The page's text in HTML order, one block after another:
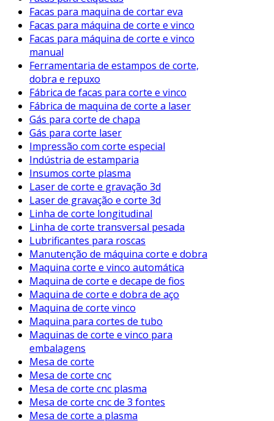
Facas para maquina de cortar eva
Facas para máquina de corte e vinco
Facas para máquina de corte e vinco
manual
Ferramentaria de estampos de corte,
dobra e repuxo
Fábrica de facas para corte e vinco
Fábrica de maquina de corte a laser
Gás para corte de chapa
Gás para corte laser
Impressão com corte especial
Indústria de estamparia
Insumos corte plasma
Laser de corte e gravação 3d
Laser de gravação e corte 3d
Linha de corte longitudinal
Linha de corte transversal pesada
Lubrificantes para roscas
Manutenção de máquina corte e dobra
Maquina corte e vinco automática
Maquina de corte e decape de fios
Maquina de corte e dobra de aço
Maquina de corte vinco
Maquina para cortes de tubo
Maquinas de corte e vinco para
embalagens
Mesa de corte
Mesa de corte cnc
Mesa de corte cnc plasma
Mesa de corte cnc de 3 fontes
Mesa de corte a plasma